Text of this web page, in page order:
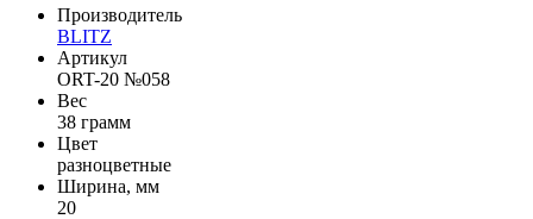
Производитель
BLITZ
Артикул
ORT-20 №058
Вес
38 грамм
Цвет
разноцветные
Ширина, мм
20